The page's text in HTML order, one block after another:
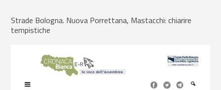
Strade Bologna. Nuova Porrettana, Mastacchi: chiarire
tempistiche